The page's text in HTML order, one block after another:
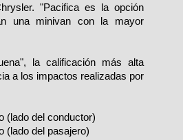
"Pacifica es la opción
una minivan con la mayor
la calificación más alta
a los impactos realizadas por
(lado del conductor)
(lado del pasajero)